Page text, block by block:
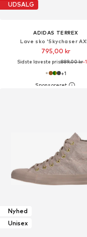
UDSALG
ADIDAS TERREX
Lave sko 'Skychaser
795,00 kr
Sidste laveste pris:889,00 kr-
+1
Nyhed
Unisex